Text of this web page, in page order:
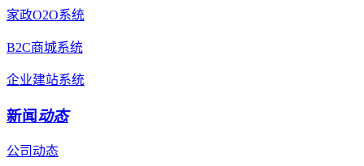
家政O2O系统
B2C商城系统
企业建站系统
新闻动态
公司动态